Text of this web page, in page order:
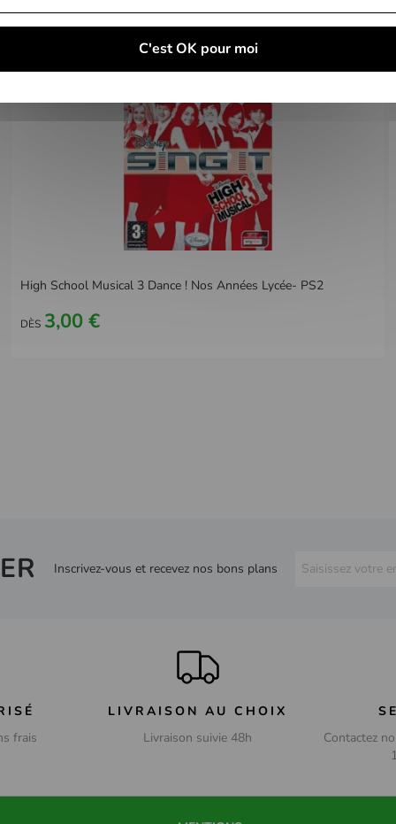
High School Musical 3 Dance ! Nos Années Lycée- PS2
DÈS 3,00 €
Inscrivez-vous et recevez nos bons plans
frais
LIVRAISON AU CHOIX
Livraison suivie 48h
Contactez
C'est OK pour moi